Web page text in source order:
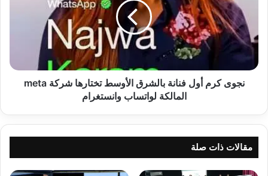
بالشرق
الأوسط
تختارها
شركة
meta
المالكة
نجوى كرم أول فنانة بالشرق الأوسط تختارها شركة meta
المالكة لواتساب وانستغرام
مقالات ذات صلة